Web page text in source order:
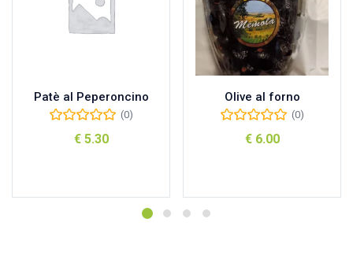
Patè al Peperoncino
(0)
€5.30
Olive al forno
(0)
€6.00